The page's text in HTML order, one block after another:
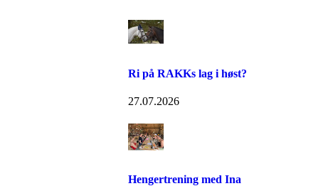
Ri på RAKKs lag i høst?
27.07.2026
Hengertrening med Ina